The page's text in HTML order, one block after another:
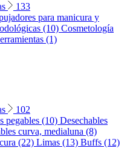
133
para manicura y
(10) Cosmetología
(1)
102
pegables (10) Desechables
curva, medialuna (8)
(22) Limas (13) Buffs (12)